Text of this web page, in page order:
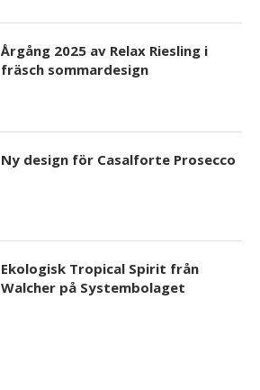
Årgång 2025 av Relax Riesling i
fräsch sommardesign
Ny design för Casalforte Prosecco
Ekologisk Tropical Spirit från
Walcher på Systembolaget